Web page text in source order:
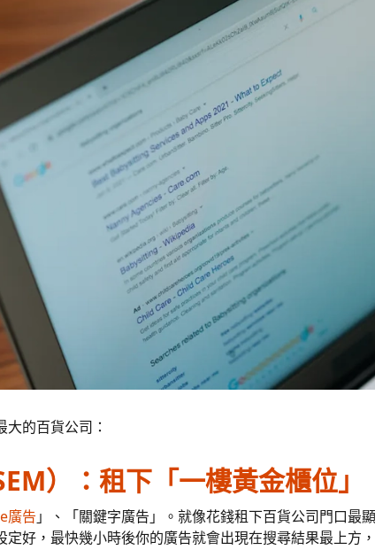
的百貨公司：
）：租下「一樓黃金櫃位」
廣告 」、「關鍵字廣告」。就像花錢租下百貨公司門口最
定好，最快幾小時後你的廣告就會出現在搜尋結果最上方